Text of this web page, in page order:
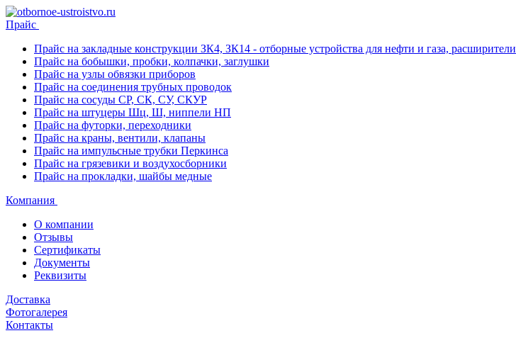
Прайс
Прайс на закладные конструкции ЗК4, ЗК14 - отборные устройства для нефти и газа, расширители
Прайс на бобышки, пробки, колпачки, заглушки
Прайс на узлы обвязки приборов
Прайс на соединения трубных проводок
Прайс на сосуды СР, СК, СУ, СКУР
Прайс на штуцеры Шц, Ш, ниппели НП
Прайс на футорки, переходники
Прайс на краны, вентили, клапаны
Прайс на импульсные трубки Перкинса
Прайс на грязевики и воздухосборники
Прайс на прокладки, шайбы медные
Компания
О компании
Отзывы
Сертификаты
Документы
Реквизиты
Доставка
Фотогалерея
Контакты